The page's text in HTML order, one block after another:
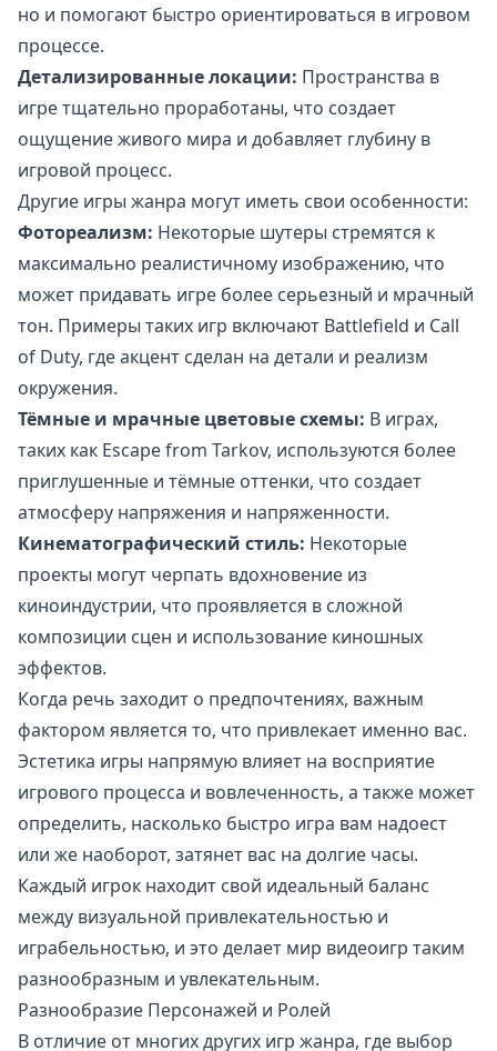
но и помогают быстро ориентироваться в игровом
процессе.
Детализированные локации: Пространства в
игре тщательно проработаны, что создает
ощущение живого мира и добавляет глубину в
игровой процесс.
Другие игры жанра могут иметь свои особенности:
Фотореализм: Некоторые шутеры стремятся к
максимально реалистичному изображению, что
может придавать игре более серьезный и мрачный
тон. Примеры таких игр включают Battlefield и Call
of Duty, где акцент сделан на детали и реализм
окружения.
Тёмные и мрачные цветовые схемы: В играх,
таких как Escape from Tarkov, используются более
приглушенные и тёмные оттенки, что создает
атмосферу напряжения и напряженности.
Кинематографический стиль: Некоторые
проекты могут черпать вдохновение из
киноиндустрии, что проявляется в сложной
композиции сцен и использование киношных
эффектов.
Когда речь заходит о предпочтениях, важным
фактором является то, что привлекает именно вас.
Эстетика игры напрямую влияет на восприятие
игрового процесса и вовлеченность, а также может
определить, насколько быстро игра вам надоест
или же наоборот, затянет вас на долгие часы.
Каждый игрок находит свой идеальный баланс
между визуальной привлекательностью и
играбельностью, и это делает мир видеоигр таким
разнообразным и увлекательным.
Разнообразие Персонажей и Ролей
В отличие от многих других игр жанра, где выбор